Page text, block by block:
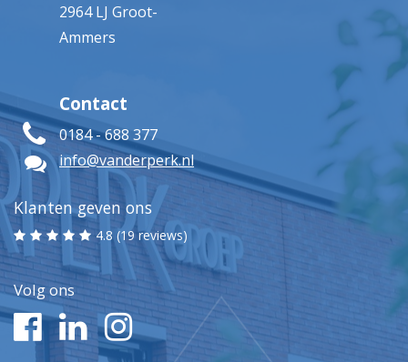
2964 LJ Groot-
Ammers
Contact
0184 - 688 377
info@vanderperk.nl
Klanten geven ons
4.8 (19 reviews)
Volg ons